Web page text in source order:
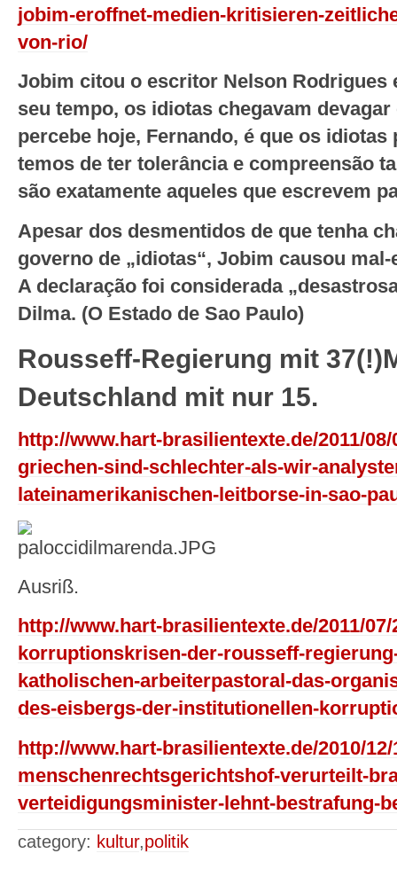
jobim-eroffnet-medien-kritisieren-
von-rio/
Jobim citou o escritor Nelson Rodrigues
seu tempo, os idiotas chegavam
percebe hoje, Fernando, é que os
temos de ter tolerância e compreensão
são exatamente aqueles que escrevem
Apesar dos desmentidos de que tenha
governo de „idiotas“, Jobim causou
A declaração foi considerada
Dilma. (O Estado de Sao Paulo)
Rousseff-Regierung mit
Deutschland mit nur 15.
http://www.hart-brasilientexte.de/2011/
griechen-sind-schlechter-als-wir-
lateinamerikanischen-leitborse-in-sao-
Ausriß.
http://www.hart-brasilientexte.de/2011/
korruptionskrisen-der-rousseff-
katholischen-arbeiterpastoral-das-
des-eisbergs-der-institutionellen-
http://www.hart-brasilientexte.de/2010/
menschenrechtsgerichtshof-verurteilt-
verteidigungsminister-lehnt-bestrafung-
category: kultur,politik